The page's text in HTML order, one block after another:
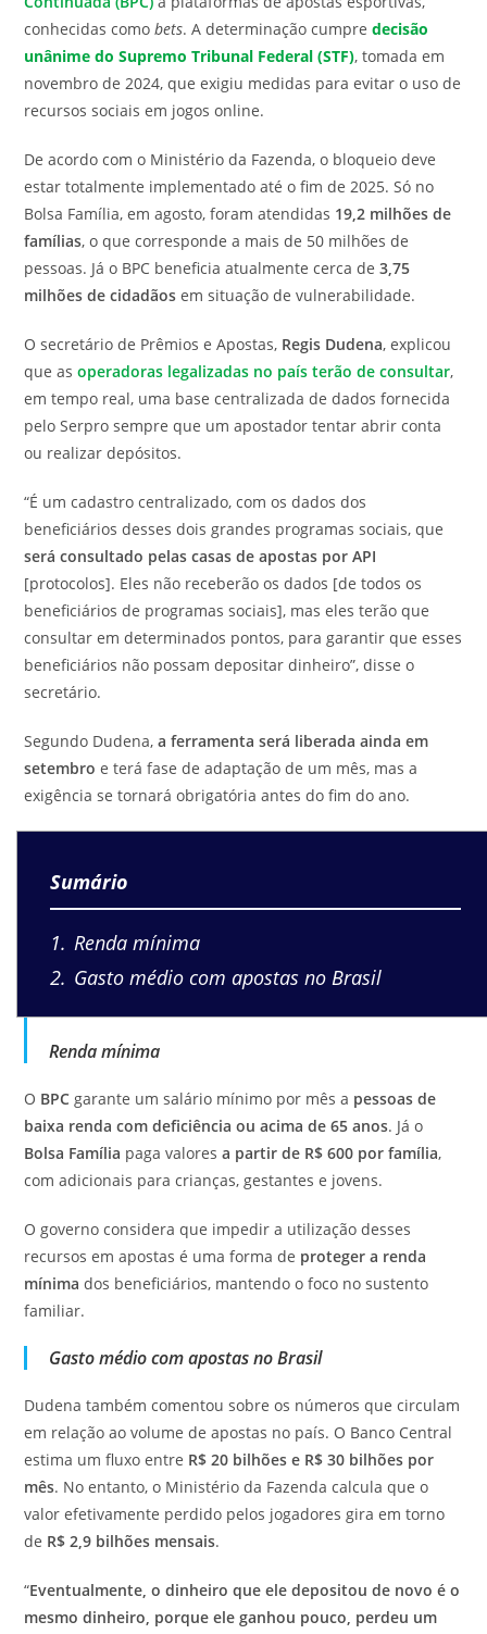
conhecidas comobets. A determinação cumpredecisão
unânime do Supremo Tribunal Federal (STF), tomada em
novembro de 2024, que exigiu medidas para evitar o uso de
recursos sociais em jogos online.
De acordo com o Ministério da Fazenda, o bloqueio deve
estar totalmente implementado até o fim de 2025. Só no
Bolsa Família, em agosto, foram atendidas 19,2 milhões de
famílias, o que corresponde a mais de 50 milhões de
pessoas. Já o BPC beneficia atualmente cerca de3,75
milhões de cidadãos em situação de vulnerabilidade.
O secretário de Prêmios e Apostas, Regis Dudena, explicou
que as operadoras legalizadas no país terão de consultar,
em tempo real, uma base centralizada de dados fornecida
pelo Serpro sempre que um apostador tentar abrir conta
ou realizar depósitos.
“É um cadastro centralizado, com os dados dos
beneficiários desses dois grandes programas sociais, que
será consultado pelas casas de apostas por API
[protocolos]. Eles não receberão os dados [de todos os
beneficiários de programas sociais], mas eles terão que
consultar em determinados pontos, para garantir que esses
beneficiários não possam depositar dinheiro”, disse o
secretário.
Segundo Dudena, a ferramenta será liberada ainda em
setembro e terá fase de adaptação de um mês, mas a
exigência se tornará obrigatória antes do fim do ano.
Sumário
1 Renda mínima
2 Gasto médio com apostas no Brasil
Renda mínima
O BPC garante um salário mínimo por mês a pessoas de
baixa renda com deficiência ou acima de 65 anos. Já o
Bolsa Família paga valores a partir de R$ 600 por família,
com adicionais para crianças, gestantes e jovens.
O governo considera que impedir a utilização desses
recursos em apostas é uma forma de proteger a renda
mínima dos beneficiários, mantendo o foco no sustento
familiar.
Gasto médio com apostas no Brasil
Dudena também comentou sobre os números que circulam
em relação ao volume de apostas no país. O Banco Central
estima um fluxo entre R$ 20 bilhões e R$ 30 bilhões por
mês. No entanto, o Ministério da Fazenda calcula que o
valor efetivamente perdido pelos jogadores gira em torno
de R$ 2,9 bilhões mensais.
“Eventualmente, o dinheiro que ele depositou de novo é o
mesmo dinheiro, porque ele ganhou pouco, perdeu um